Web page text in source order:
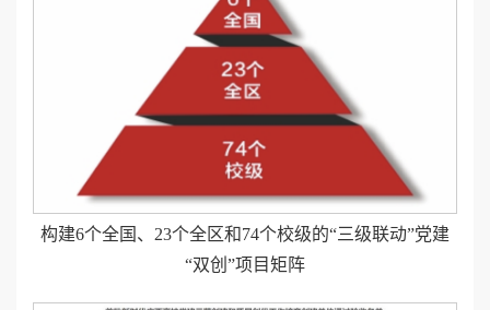
构建6个全国、23个全区和74个校级的“三级联动”党建
“双创”项目矩阵